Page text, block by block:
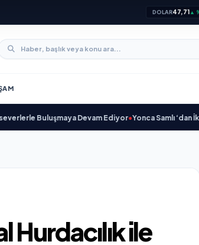
DOLAR47,71▲
Buluşmaya Devam Ediyor• Yonca Samlı ‘dan İkinci
Hurdacılık ile